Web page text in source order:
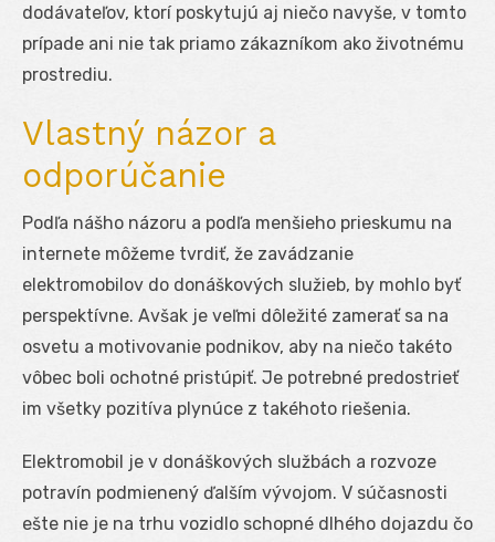
dodávateľov, ktorí poskytujú aj niečo navyše, v tomto
prípade ani nie tak priamo zákazníkom ako životnému
prostrediu.
Vlastný názor a
odporúčanie
Podľa nášho názoru a podľa menšieho prieskumu na
internete môžeme tvrdiť, že zavádzanie
elektromobilov do donáškových služieb, by mohlo byť
perspektívne. Avšak je veľmi dôležité zamerať sa na
osvetu a motivovanie podnikov, aby na niečo takéto
vôbec boli ochotné pristúpiť. Je potrebné predostrieť
im všetky pozitíva plynúce z takéhoto riešenia.
Elektromobil je v donáškových službách a rozvoze
potravín podmienený ďalším vývojom. V súčasnosti
ešte nie je na trhu vozidlo schopné dlhého dojazdu čo